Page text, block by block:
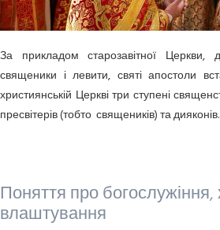
За прикладом старозавітної Церкви,
священики і левити, святі апостоли
християнській Церкві три ступені
пресвітерів (тобто священиків) та дияконів.
Поняття про богослужіння,
влаштування